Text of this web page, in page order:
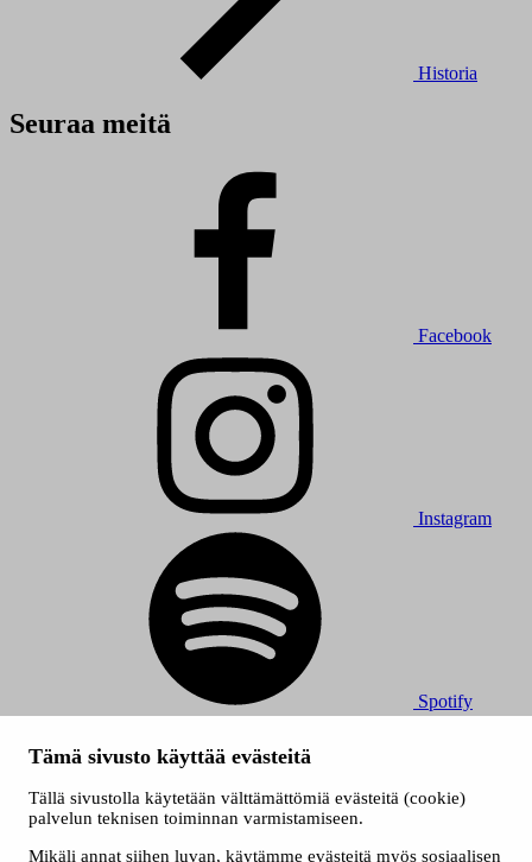
Tämä sivusto käyttää evästeitä
Tällä sivustolla käytetään välttämättömiä evästeitä (cookie)
palvelun teknisen toiminnan varmistamiseen.
Mikäli annat siihen luvan, käytämme evästeitä myös sosiaalisen
Historia
Seuraa meitä
Facebook
Instagram
Spotify
Kaikki oikeudet muutoksiin pidätetään.
Saavutettavuusseloste
Tietosuojaselosteet